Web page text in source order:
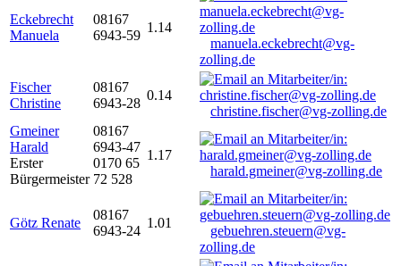
Eckebrecht
Manuela
08167
6943-59
1.14
manuela.eckebrecht@vg-
zolling.de
Fischer
Christine
08167
6943-28
0.14
christine.fischer@vg-zolling.de
Gmeiner
Harald
Erster
Bürgermeister
08167
6943-47
0170 65
72 528
1.17
harald.gmeiner@vg-zolling.de
Götz Renate
08167
6943-24
1.01
gebuehren.steuern@vg-
zolling.de